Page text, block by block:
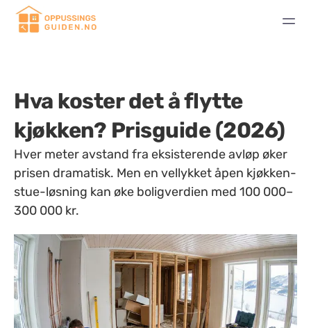
Hva koster det å flytte
kjøkken? Prisguide (2026)
Hver meter avstand fra eksisterende avløp øker
prisen dramatisk. Men en vellykket åpen kjøkken-
stue-løsning kan øke boligverdien med 100 000–
300 000 kr.